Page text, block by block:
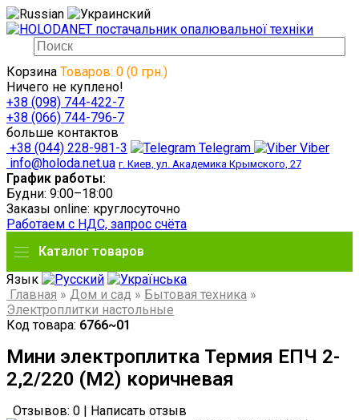
Корзина Товаров: 0 (0 грн.)
Ничего не куплено!
+38 (098) 744-422-7
+38 (066) 744-796-7
больше контактов
+38 (044) 228-981-3
Telegram
Viber
info@holoda.net.ua г. Киев, ул. Академика Крымского, 27
График работы:
Будни: 9:00–18:00
Заказы online: круглосуточно
Работаем с НДС, запрос счёта
Каталог товаров
Язык
Главная » Дом и сад » Бытовая техника »
Электроплитки настольные
Код товара: 6766~01
Мини электроплитка Термия ЕПЧ 2-
2,2/220 (М2) коричневая
Отзывов: 0 Написать отзыв